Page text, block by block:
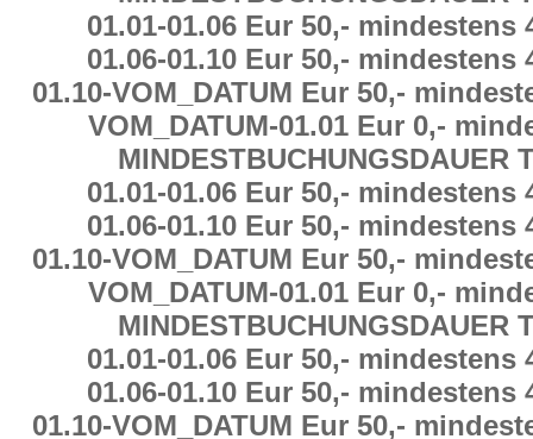
01.01-01.06 Eur 50,- mindestens
01.06-01.10 Eur 50,- mindestens
01.10-VOM_DATUM Eur 50,-
VOM_DATUM-01.01 Eur 0,-
MINDESTBUCHUNGSDAUER
01.01-01.06 Eur 50,- mindestens
01.06-01.10 Eur 50,- mindestens
01.10-VOM_DATUM Eur 50,-
VOM_DATUM-01.01 Eur 0,-
MINDESTBUCHUNGSDAUER
01.01-01.06 Eur 50,- mindestens
01.06-01.10 Eur 50,- mindestens
01.10-VOM_DATUM Eur 50,-